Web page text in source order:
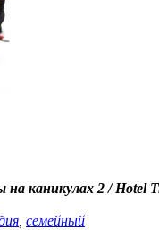
каникулах 2 / Hotel
семейный